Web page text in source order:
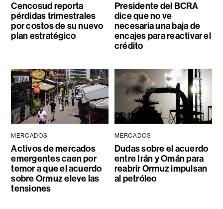
Cencosud reporta
pérdidas trimestrales
por costos de su nuevo
plan estratégico
Presidente del BCRA
dice que no ve
necesaria una baja de
encajes para reactivar el
crédito
MERCADOS
Activos de mercados
emergentes caen por
temor a que el acuerdo
sobre Ormuz eleve las
tensiones
MERCADOS
Dudas sobre el acuerdo
entre Irán y Omán para
reabrir Ormuz impulsan
al petróleo